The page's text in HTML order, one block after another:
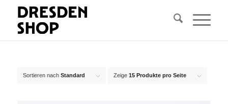
Sortieren nach Standard Zeige 15 Produkte pro Seite